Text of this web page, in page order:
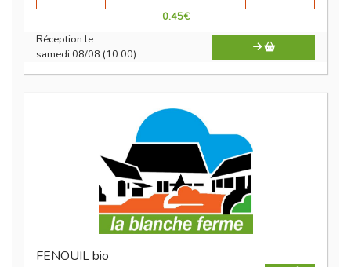
0.45€
Réception le
samedi 08/08 (10:00)
FENOUIL bio